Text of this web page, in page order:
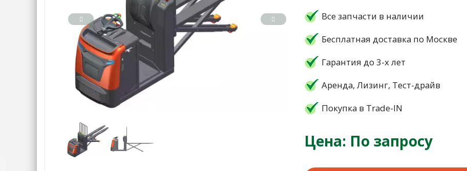
Все запчасти в наличии
Бесплатная доставка по Москве
Гарантия до 3-х лет
Аренда, Лизинг, Тест-драйв
Покупка в Trade-IN
Цена: По запросу